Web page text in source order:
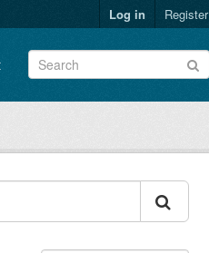
Log in Register